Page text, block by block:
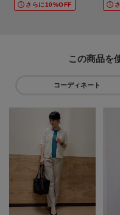
総針編みでほどよい厚みがあり
ワイドパンツ、スカートに合わ
【お客様のお声】
・スッキリ着るならワンサイズ
普段はXL、LLあたりを着ていま
麗に着れるイメージだったので
シルエット、丈感、サイズ本当
感はそこまで気にならないです。
これでこの値段はかなり良い買
さらに10%OFF
この商品を
コーディネート